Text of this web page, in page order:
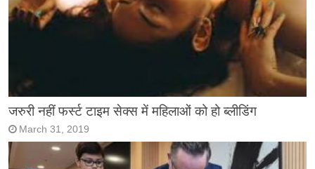
जरुरी नहीं फर्स्ट टाइम सेक्स में महिलाओं को हो ब्लीडिंग
March 31, 2019